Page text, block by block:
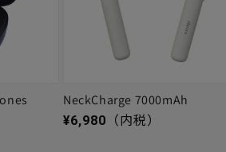
NeckCharge 7000mAh
通常価格
¥6,980 （内税）